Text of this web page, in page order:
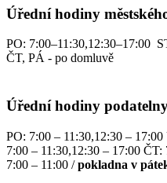
Úřední hodiny
PO: 7:00–11:30,12:30–17:00
ČT, PÁ - po domluvě
Úřední hodiny
PO: 7:00 – 11:30,12:30 –
7:00 – 11:30,12:30 – 17:00
7:00 – 11:00 /pokladna v